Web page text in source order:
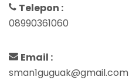
Telepon :
08990361060
Email :
sman1guguak@gmail.com